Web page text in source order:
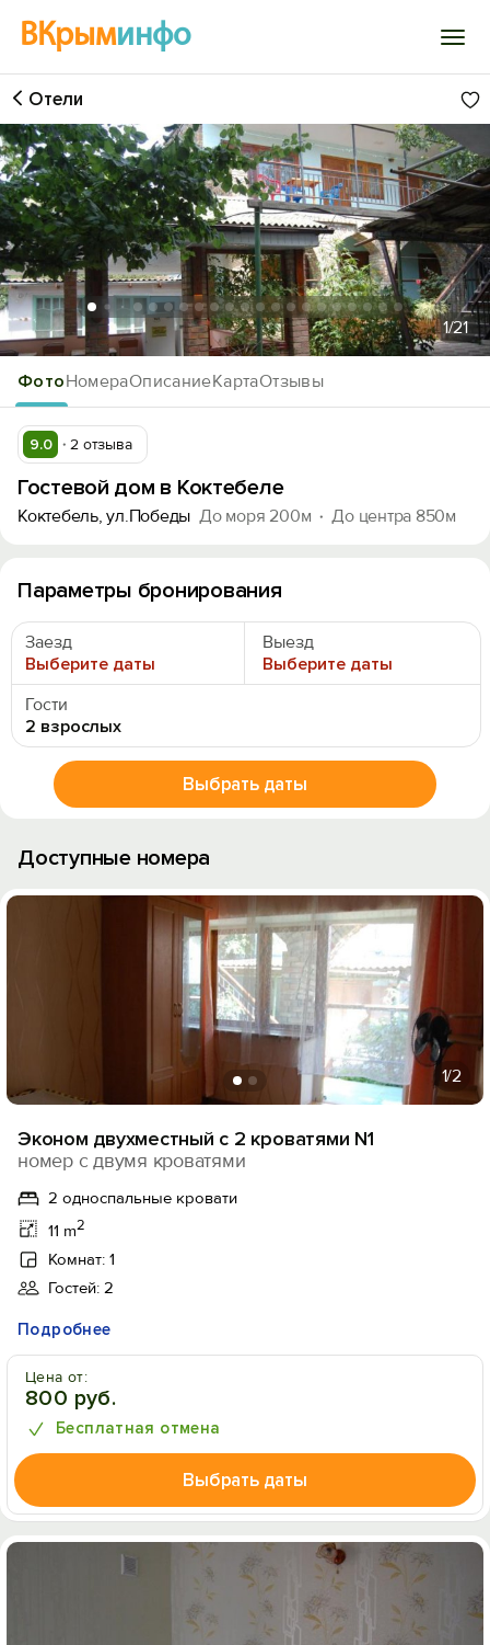
ВКрыминфо
Войти
Избранное
История просмотра
Добавить свой объект
ФотоНомераОписаниеКартаОтзывы
Отели
1/21
9.0 2 отзыва
Гостевой дом в Коктебеле
Коктебель, ул.Победы До моря 200м До центра 850м
Параметры бронирования
Заезд
Выберите даты
Выезд
Выберите даты
Гости
2 взрослых
Выбрать даты
Доступные номера
1/2
Эконом двухместный с 2 кроватями N1
номер с двумя кроватями
2 односпальные кровати
11 m2
Комнат: 1
Гостей: 2
Подробнее
Цена от:
800 руб.
Бесплатная отмена
Выбрать даты